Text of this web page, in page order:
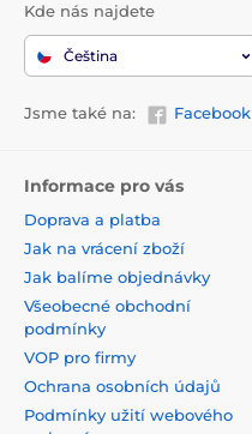
Kde nás najdete
Čeština
Jsme také na: Facebook
Informace pro vás
Doprava a platba
Jak na vrácení zboží
Jak balíme objednávky
Všeobecné obchodní
podmínky
VOP pro firmy
Ochrana osobních údajů
Podmínky užití webového